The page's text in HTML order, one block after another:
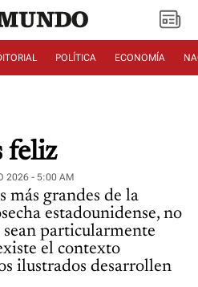
POLÍTICA ECONOMÍA
feliz
2026 - 5:00 AM
más grandes de la
estadounidense, no
particularmente
el contexto
ilustrados desarrollen